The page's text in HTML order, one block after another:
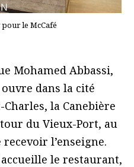
pour le McCafé
Mohamed Abbassi,
dans la cité
la Canebière
du Vieux-Port, au
recevoir l’enseigne.
le restaurant,